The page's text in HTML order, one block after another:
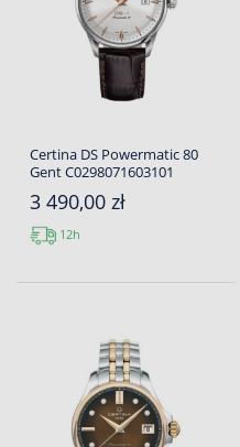
Certina DS Powermatic 80
Gent C0298071603101
3 490,00 zł
12h